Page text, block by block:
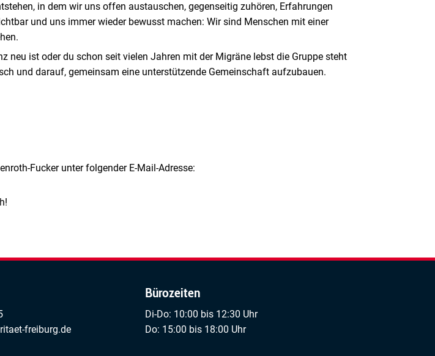
in dem wir uns offen austauschen, gegenseitig zuhören, Erfahrungen
und uns immer wieder bewusst machen: Wir sind Menschen mit einer
neu ist oder du schon seit vielen Jahren mit der Migräne lebst die Gruppe steht
und darauf, gemeinsam eine unterstützende Gemeinschaft aufzubauen.
Fucker unter folgender E-Mail-Adresse:
freiburg.de
Bürozeiten
Di-Do: 10:00 bis 12:30 Uhr
Do: 15:00 bis 18:00 Uhr